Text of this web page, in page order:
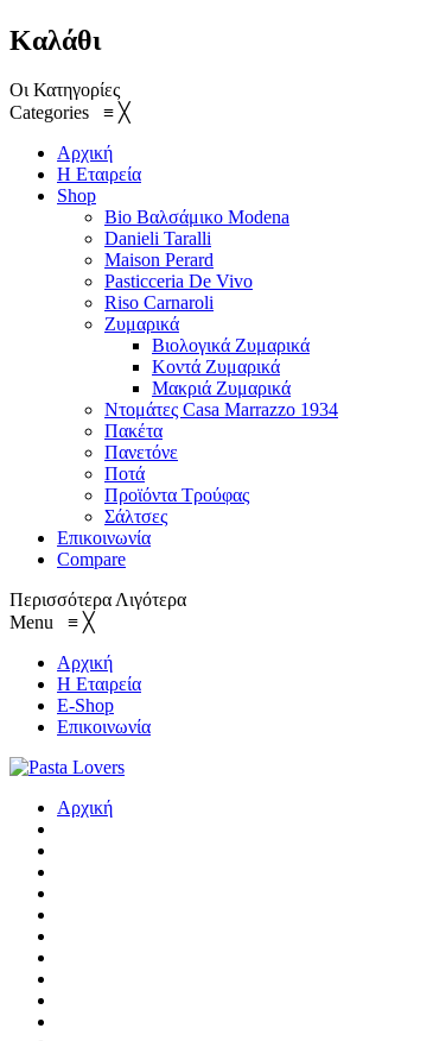
Καλάθι
Οι Κατηγορίες
Categories ≡ ╳
Αρχική
Η Εταιρεία
Shop
Bio Βαλσάμικο Modena
Danieli Taralli
Maison Perard
Pasticceria De Vivo
Riso Carnaroli
Ζυμαρικά
Βιολογικά Ζυμαρικά
Κοντά Ζυμαρικά
Μακριά Ζυμαρικά
Ντομάτες Casa Marrazzo 1934
Πακέτα
Πανετόνε
Ποτά
Προϊόντα Τρούφας
Σάλτσες
Επικοινωνία
Compare
ΠερισσότεραΛιγότερα
Menu ≡ ╳
Αρχική
Η Εταιρεία
E-Shop
Επικοινωνία
Αρχική